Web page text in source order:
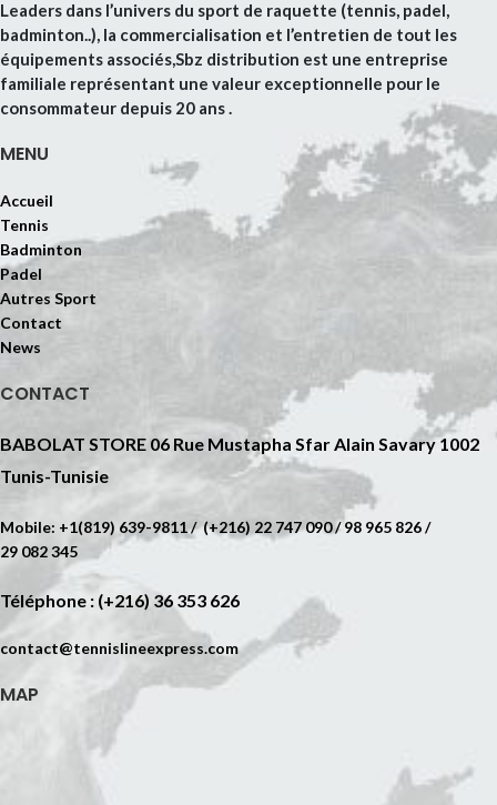
Leaders dans l’univers du sport de raquette (tennis, padel,
badminton..), la commercialisation et l’entretien de tout les
équipements associés,Sbz distribution est une entreprise
familiale représentant une valeur exceptionnelle pour le
consommateur depuis 20 ans .
MENU
Accueil
Tennis
Badminton
Padel
Autres Sport
Contact
News
CONTACT
BABOLAT STORE 06 Rue Mustapha Sfar Alain Savary 1002
Tunis-Tunisie
Mobile: +1(819) 639-9811 / (+216) 22 747 090 / 98 965 826 /
29 082 345
Téléphone : (+216) 36 353 626
contact@tennislineexpress.com
MAP